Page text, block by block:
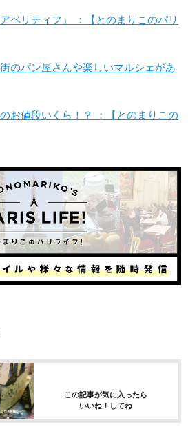
ペリティフ」 ：【とのまりこのパリ
のパン屋さんや楽しいマルシェがあ
お値段いくら！？ ：【とのまりこの
この記事が気に入ったら
いいね！してね